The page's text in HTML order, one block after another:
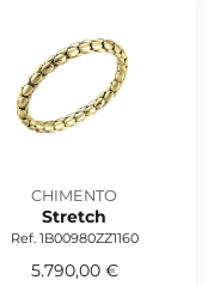
CHIMENTO
Stretch
Ref. 1B00980ZZ1160
5.790,00 €